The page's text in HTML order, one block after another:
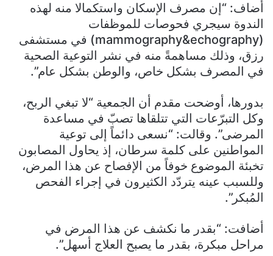
أضاف: “إن مصرف الإسكان واستكمالا منه لهذه
الندوة سيجري فحوصات للموظفات
(mammography&echography) في مستشفى
رزق، وذلك مساهمةً منه في نشر التوعية الصحية
في المصرف بشكل خاص، والوطن بشكل عام”.
بدورها، أوضحت مقدم أن الجمعية “لا تبغي الربح،
وكل التبرّعات التي تتلقاها تصبّ في مساعدة
المرضى”. وقالت: “نسعى دائماً إلى توعية
المواطنين على كلمة سرطان، إذ يحاول المصابون
تخبئة الموضوع خوفاً من الإفصاح عن هذا المرض،
وللسبب عينه يتردّد الكثيرون في إجراء الفحص
المُبكر”.
أضافت: “بقدر ما نكشف عن هذا المرض في
مراحل مبكرة، بقدر ما يصبح العلاج أسهل”.